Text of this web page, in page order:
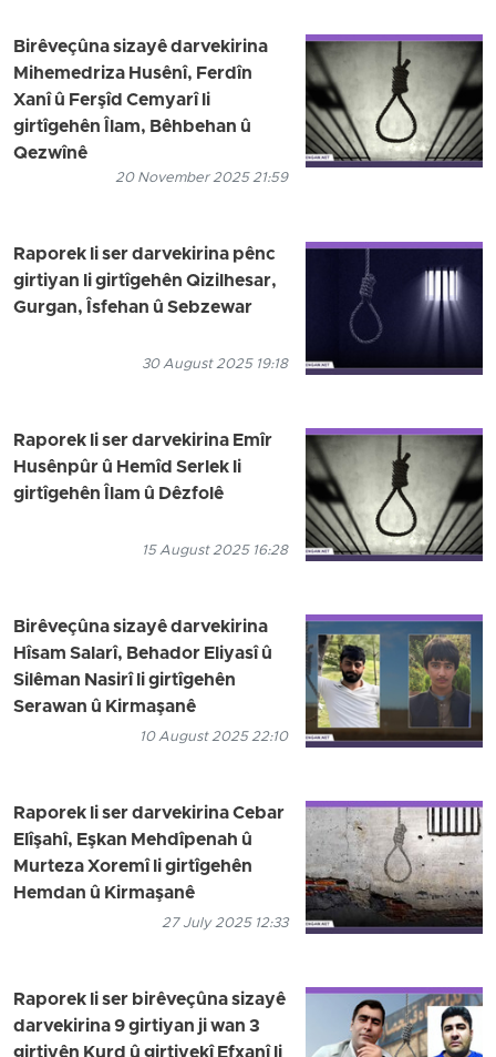
Birêveçûna sizayê darvekirina
Mihemedriza Husênî, Ferdîn
Xanî û Ferşîd Cemyarî li
girtîgehên Îlam, Bêhbehan û
Qezwînê
20 November 2025 21:59
Raporek li ser darvekirina pênc
girtiyan li girtîgehên Qizilhesar,
Gurgan, Îsfehan û Sebzewar
30 August 2025 19:18
Raporek li ser darvekirina Emîr
Husênpûr û Hemîd Serlek li
girtîgehên Îlam û Dêzfolê
15 August 2025 16:28
Birêveçûna sizayê darvekirina
Hîsam Salarî, Behador Eliyasî û
Silêman Nasirî li girtîgehên
Serawan û Kirmaşanê
10 August 2025 22:10
Raporek li ser darvekirina Cebar
Elîşahî, Eşkan Mehdîpenah û
Murteza Xoremî li girtîgehên
Hemdan û Kirmaşanê
27 July 2025 12:33
Raporek li ser birêveçûna sizayê
darvekirina 9 girtiyan ji wan 3